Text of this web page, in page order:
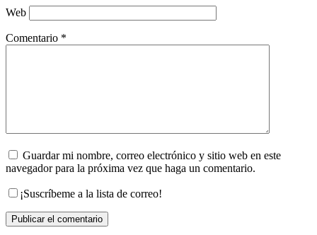
Web
Comentario *
Guardar mi nombre, correo electrónico y sitio web en este
navegador para la próxima vez que haga un comentario.
¡Suscríbeme a la lista de correo!